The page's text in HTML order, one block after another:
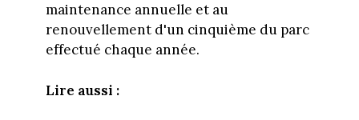
maintenance annuelle et au
renouvellement d'un cinquième du parc
effectué chaque année.
Lire aussi :